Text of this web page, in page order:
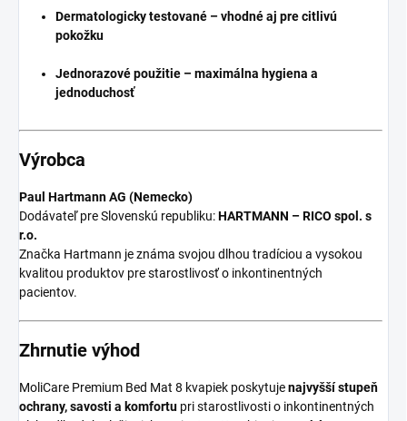
Dermatologicky testované – vhodné aj pre citlivú
pokožku
Jednorazové použitie – maximálna hygiena a
jednoduchosť
Výrobca
Paul Hartmann AG (Nemecko)
Dodávateľ pre Slovenskú republiku:HARTMANN – RICO spol. s
r.o.
Značka Hartmann je známa svojou dlhou tradíciou a vysokou
kvalitou produktov pre starostlivosť o inkontinentných
pacientov.
Zhrnutie výhod
MoliCare Premium Bed Mat 8 kvapiek poskytujenajvyšší stupeň
ochrany, savosti a komfortu pri starostlivosti o inkontinentných